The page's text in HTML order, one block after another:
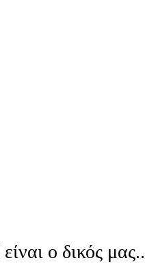
ο δικός μας..